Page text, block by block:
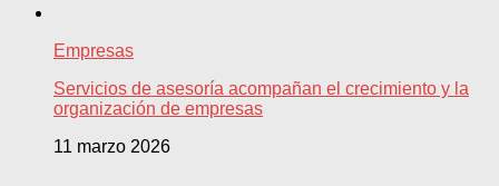
Empresas
Servicios de asesoría acompañan el crecimiento y la
organización de empresas
11 marzo 2026